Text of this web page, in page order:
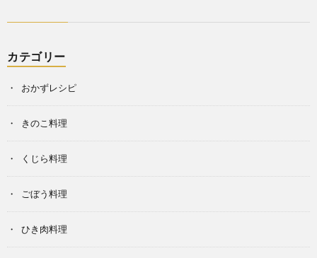
カテゴリー
おかずレシピ
きのこ料理
くじら料理
ごぼう料理
ひき肉料理